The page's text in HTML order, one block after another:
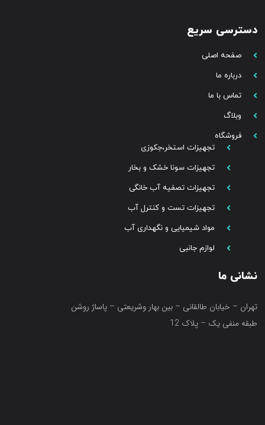
دسترسی سریع
صفحه اصلی
درباره ما
تماس با ما
وبلاگ
فروشگاه
تجهیزات استخر،جکوزی
تجهیزات سونا خشک و بخار
تجهیزات تصفیه آب خانگی
تجهیزات تست و کنترل آب
مواد شیمیایی و نگهداری آب
لوازم جانبی
نشانی ما
تهران – خیابان طالقانی – بین بهار وشریعتی – پاساژ روشن
طبقه منفی یک – پلاک 12